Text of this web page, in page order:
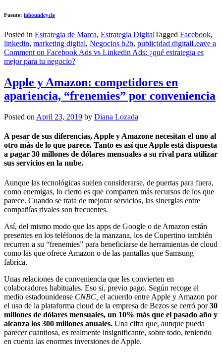
Fuente: inboundcycle
Posted in Estrategia de Marca, Estrategia DigitalTagged Facebook,
linkedin, marketing digital, Negocios b2b, publicidad digitalLeave a
Comment on Facebook Ads vs Linkedin Ads: ¿qué estrategia es
mejor para tu negocio?
Apple y Amazon: competidores en
apariencia, “frenemies” por conveniencia
Posted on April 23, 2019 by Diana Lozada
A pesar de sus diferencias, Apple y Amazone necesitan el uno al
otro más de lo que parece. Tanto es así que Apple está dispuesta
a pagar 30 millones de dólares mensuales a su rival para utilizar
sus servicios en la nube.
Aunque las tecnológicas suelen considerarse, de puertas para fuera,
como enemigas, lo cierto es que comparten más recursos de los que
parece. Cuando se trata de mejorar servicios, las sinergias entre
compañías rivales son frecuentes.
Así, del mismo modo que las apps de Google o de Amazon están
presentes en los teléfonos de la manzana, los de Cupertino también
recurren a su “frenemies” para beneficiarse de herramientas de cloud
como las que ofrece Amazon o de las pantallas que Samsung
fabrica.
Unas relaciones de conveniencia que les convierten en
colaboradores habituales. Eso sí, previo pago. Según recoge el
medio estadounidense CNBC, el acuerdo entre Apple y Amazon por
el uso de la plataforma cloud de la empresa de Bezos se cerró por30
millones de dólares mensuales, un 10% más que el pasado año y
alcanza los 300 millones anuales. Una cifra que, aunque pueda
parecer cuantiosa, es realmente insignificante, sobre todo, teniendo
en cuenta las enormes inversiones de Apple.